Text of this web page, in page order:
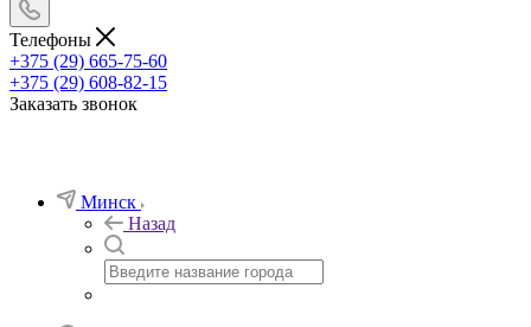
Телефоны
+375 (29) 665-75-60
+375 (29) 608-82-15
Заказать звонок
Минск
Назад